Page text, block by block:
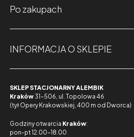
Po zakupach
INFORMACJA O SKLEPIE
SKLEP STACJONARNY ALEMBIK
Kraków 31-506, ul. Topolowa 46
(tył Opery Krakowskiej, 400 m od Dworca)
Godziny otwarcia Kraków:
pon-pt 12.00-18.00